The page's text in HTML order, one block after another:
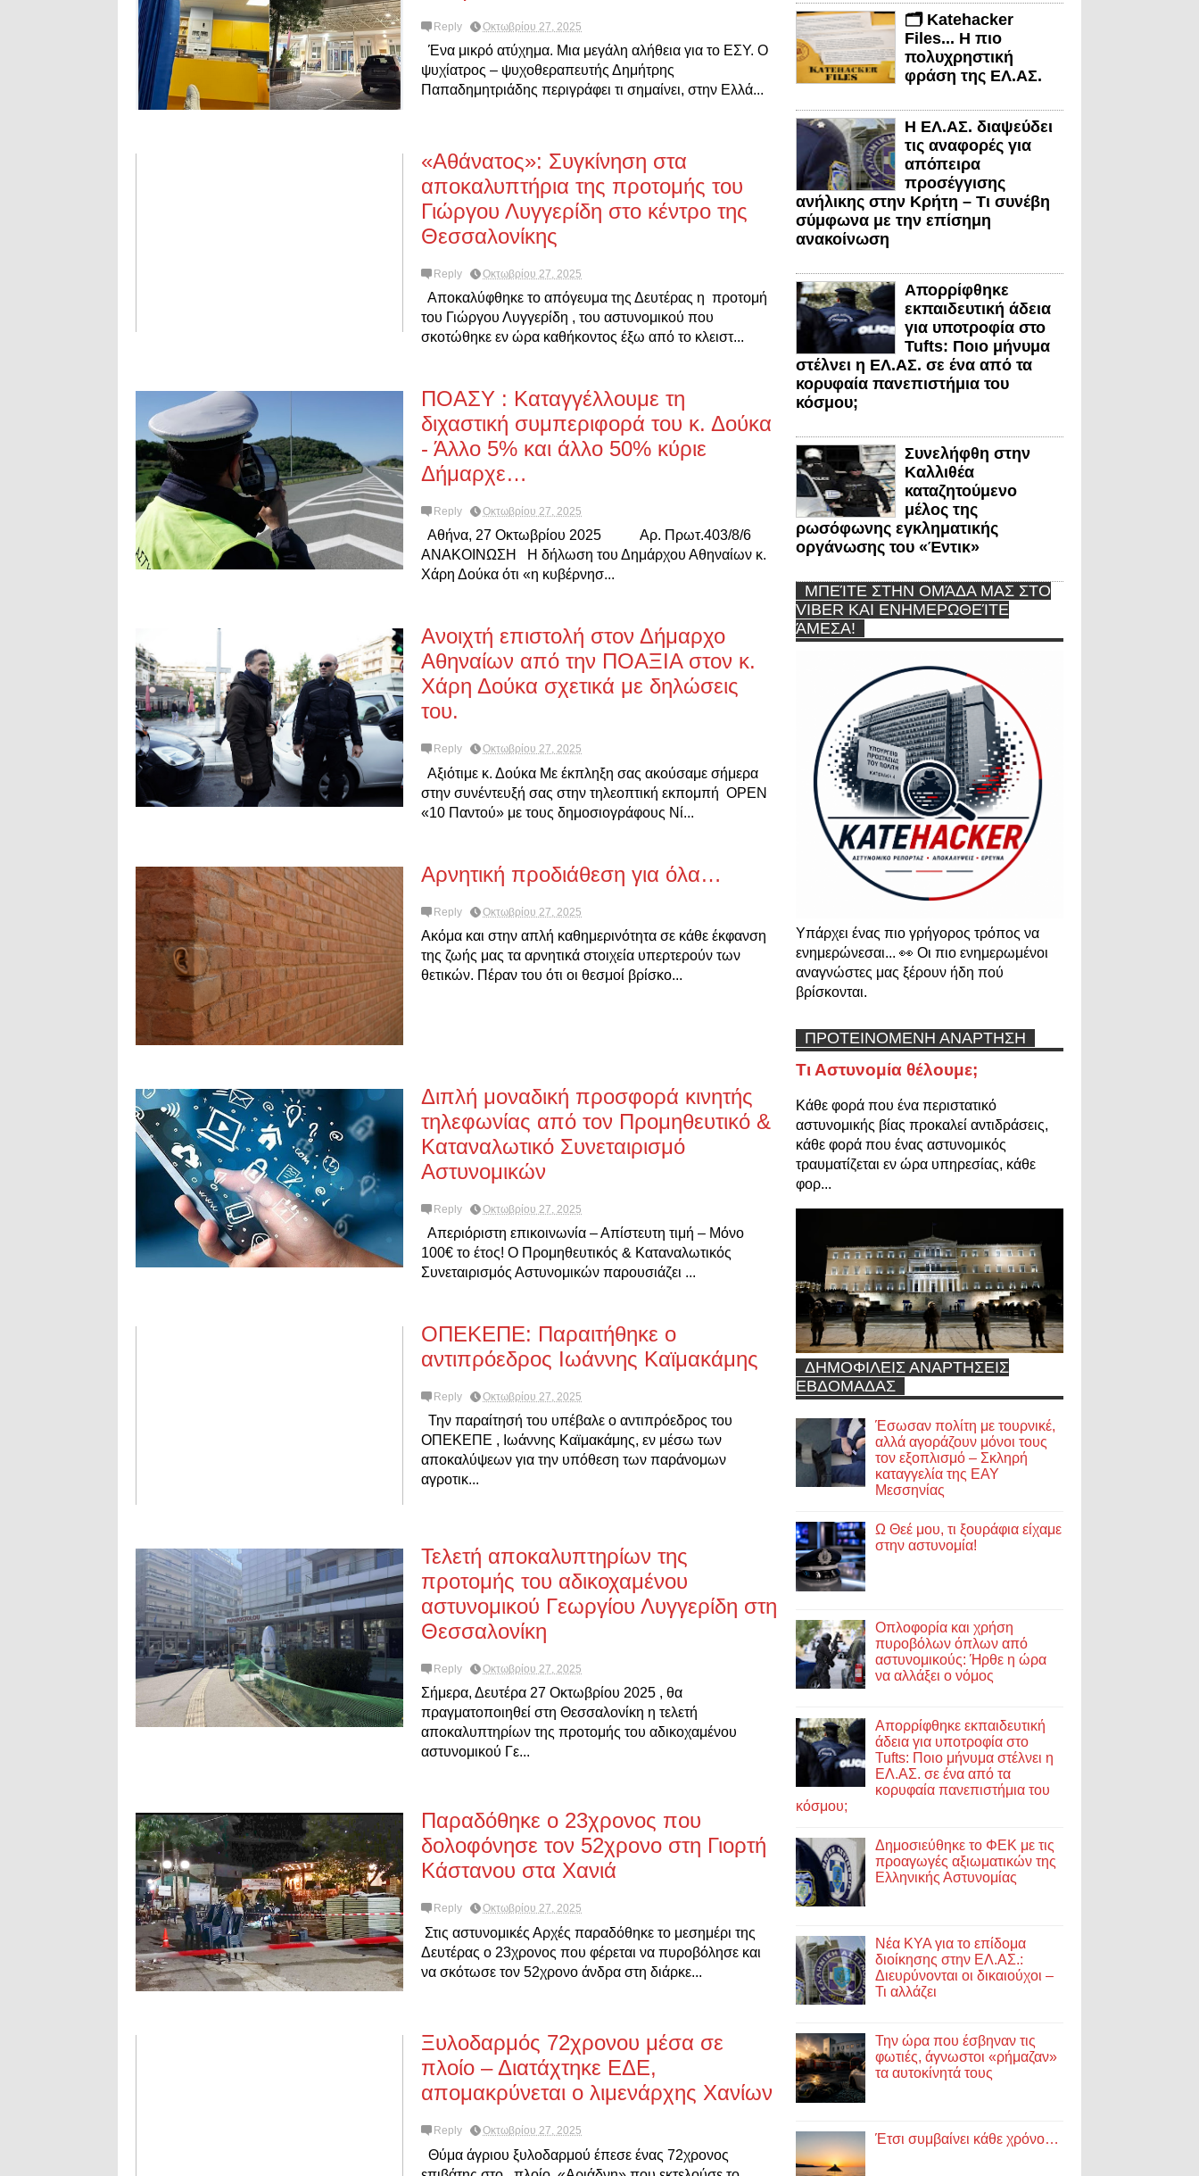
Reply Οκτωβρίου 27, 2025
Ένα μικρό ατύχημα. Μια μεγάλη αλήθεια για το ΕΣΥ. Ο
ψυχίατρος – ψυχοθεραπευτής Δημήτρης
Παπαδημητριάδης περιγράφει τι σημαίνει, στην Ελλά...
«Αθάνατος»: Συγκίνηση στα
αποκαλυπτήρια της προτομής του
Γιώργου Λυγγερίδη στο κέντρο της
Θεσσαλονίκης
Reply Οκτωβρίου 27, 2025
Αποκαλύφθηκε το απόγευμα της Δευτέρας η προτομή
του Γιώργου Λυγγερίδη , του αστυνομικού που
σκοτώθηκε εν ώρα καθήκοντος έξω από το κλειστ...
ΠΟΑΣΥ : Καταγγέλλουμε τη
διχαστική συμπεριφορά του κ. Δούκα
- Άλλο 5% και άλλο 50% κύριε
Δήμαρχε…
Reply Οκτωβρίου 27, 2025
Αθήνα, 27 Οκτωβρίου 2025 Αρ. Πρωτ.403/8/6
ΑΝΑΚΟΙΝΩΣΗ Η δήλωση του Δημάρχου Αθηναίων κ.
Χάρη Δούκα ότι «η κυβέρνησ...
Ανοιχτή επιστολή στον Δήμαρχο
Αθηναίων από την ΠΟΑΞΙΑ στον κ.
Χάρη Δούκα σχετικά με δηλώσεις
του.
Reply Οκτωβρίου 27, 2025
Αξιότιμε κ. Δούκα Με έκπληξη σας ακούσαμε σήμερα
στην συνέντευξή σας στην τηλεοπτική εκπομπή OPEN
«10 Παντού» με τους δημοσιογράφους Νί...
Αρνητική προδιάθεση για όλα…
Reply Οκτωβρίου 27, 2025
Ακόμα και στην απλή καθημερινότητα σε κάθε έκφανση
της ζωής μας τα αρνητικά στοιχεία υπερτερούν των
θετικών. Πέραν του ότι οι θεσμοί βρίσκο...
Διπλή μοναδική προσφορά κινητής
τηλεφωνίας από τον Προμηθευτικό &
Καταναλωτικό Συνεταιρισμό
Αστυνομικών
Reply Οκτωβρίου 27, 2025
Απεριόριστη επικοινωνία – Απίστευτη τιμή – Μόνο
100€ το έτος! Ο Προμηθευτικός & Καταναλωτικός
Συνεταιρισμός Αστυνομικών παρουσιάζει ...
ΟΠΕΚΕΠΕ: Παραιτήθηκε ο
αντιπρόεδρος Ιωάννης Καϊμακάμης
Reply Οκτωβρίου 27, 2025
Την παραίτησή του υπέβαλε ο αντιπρόεδρος του
ΟΠΕΚΕΠΕ , Ιωάννης Καϊμακάμης, εν μέσω των
αποκαλύψεων για την υπόθεση των παράνομων
αγροτικ...
Τελετή αποκαλυπτηρίων της
προτομής του αδικοχαμένου
αστυνομικού Γεωργίου Λυγγερίδη στη
Θεσσαλονίκη
Reply Οκτωβρίου 27, 2025
Σήμερα, Δευτέρα 27 Οκτωβρίου 2025 , θα
πραγματοποιηθεί στη Θεσσαλονίκη η τελετή
αποκαλυπτηρίων της προτομής του αδικοχαμένου
αστυνομικού Γε...
Παραδόθηκε ο 23χρονος που
δολοφόνησε τον 52χρονο στη Γιορτή
Κάστανου στα Χανιά
Reply Οκτωβρίου 27, 2025
Στις αστυνομικές Αρχές παραδόθηκε το μεσημέρι της
Δευτέρας ο 23χρονος που φέρεται να πυροβόλησε και
να σκότωσε τον 52χρονο άνδρα στη διάρκε...
Ξυλοδαρμός 72χρονου μέσα σε
πλοίο – Διατάχτηκε ΕΔΕ,
απομακρύνεται ο λιμενάρχης Χανίων
Reply Οκτωβρίου 27, 2025
Θύμα άγριου ξυλοδαρμού έπεσε ένας 72χρονος
🗂️ Katehacker
Files... Η πιο
πολυχρηστική
φράση της ΕΛ.ΑΣ.
Η ΕΛ.ΑΣ. διαψεύδει
τις αναφορές για
απόπειρα
προσέγγισης
ανήλικης στην Κρήτη – Τι συνέβη
σύμφωνα με την επίσημη
ανακοίνωση
Απορρίφθηκε
εκπαιδευτική άδεια
για υποτροφία στο
Tufts: Ποιο μήνυμα
στέλνει η ΕΛ.ΑΣ. σε ένα από τα
κορυφαία πανεπιστήμια του
κόσμου;
Συνελήφθη στην
Καλλιθέα
καταζητούμενο
μέλος της
ρωσόφωνης εγκληματικής
οργάνωσης του «Έντικ»
ΜΠΕΊΤΕ ΣΤΗΝ ΟΜΆΔΑ ΜΑΣ ΣΤΟ
VIBER ΚΑΙ ΕΝΗΜΕΡΩΘΕΊΤΕ
ΆΜΕΣΑ!
Υπάρχει ένας πιο γρήγορος τρόπος να
ενημερώνεσαι... 👀 Οι πιο ενημερωμένοι
αναγνώστες μας ξέρουν ήδη πού
βρίσκονται.
ΠΡΟΤΕΙΝΟΜΕΝΗ ΑΝΑΡΤΗΣΗ
Τι Αστυνομία θέλουμε;
Κάθε φορά που ένα περιστατικό
αστυνομικής βίας προκαλεί αντιδράσεις,
κάθε φορά που ένας αστυνομικός
τραυματίζεται εν ώρα υπηρεσίας, κάθε
φορ...
ΔΗΜΟΦΙΛΕΙΣ ΑΝΑΡΤΗΣΕΙΣ
ΕΒΔΟΜΑΔΑΣ
Έσωσαν πολίτη με τουρνικέ,
αλλά αγοράζουν μόνοι τους
τον εξοπλισμό – Σκληρή
καταγγελία της ΕΑΥ
Μεσσηνίας
Ω Θεέ μου, τι ξουράφια είχαμε
στην αστυνομία!
Οπλοφορία και χρήση
πυροβόλων όπλων από
αστυνομικούς: Ήρθε η ώρα
να αλλάξει ο νόμος
Απορρίφθηκε εκπαιδευτική
άδεια για υποτροφία στο
Tufts: Ποιο μήνυμα στέλνει η
ΕΛ.ΑΣ. σε ένα από τα
κορυφαία πανεπιστήμια του
κόσμου;
Δημοσιεύθηκε το ΦΕΚ με τις
προαγωγές αξιωματικών της
Ελληνικής Αστυνομίας
Νέα ΚΥΑ για το επίδομα
διοίκησης στην ΕΛ.ΑΣ.:
Διευρύνονται οι δικαιούχοι –
Τι αλλάζει
Την ώρα που έσβηναν τις
φωτιές, άγνωστοι «ρήμαζαν»
τα αυτοκίνητά τους
Έτσι συμβαίνει κάθε χρόνο…